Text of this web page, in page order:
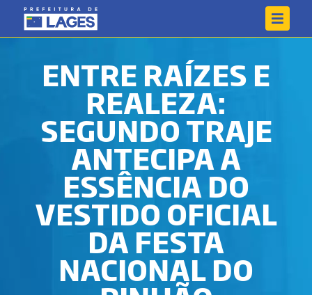
ENTRE RAÍZES E
REALEZA:
SEGUNDO TRAJE
ANTECIPA A
ESSÊNCIA DO
VESTIDO OFICIAL
DA FESTA
NACIONAL DO